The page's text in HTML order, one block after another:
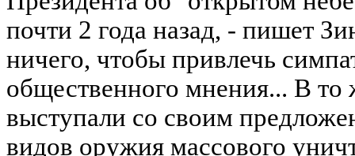
почти 2 года назад, - пишет
ничего, чтобы привлечь
общественного мнения... В то
выступали со своим
видов оружия массового